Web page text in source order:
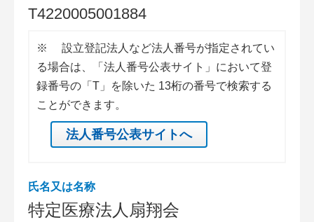
T4220005001884
※
設立登記法人など法人番号が指定されてい
る場合は、「法人番号公表サイト」において登
録番号の「T」を除いた 13桁の番号で検索する
ことができます。
法人番号公表サイトへ
氏名又は名称
特定医療法人扇翔会